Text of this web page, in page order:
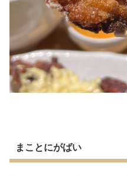
まことにがばい